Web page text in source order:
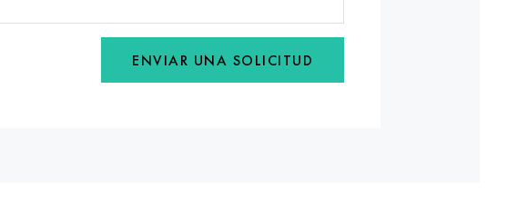
ENVIAR UNA SOLICITUD